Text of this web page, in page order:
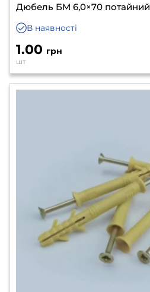
Дюбель БМ 6,0×70 потайний
В наявності
1.00 грн
шт